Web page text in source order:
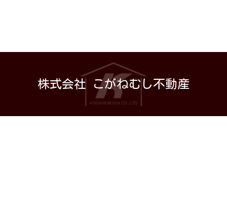
株式会社 こがねむし不動産